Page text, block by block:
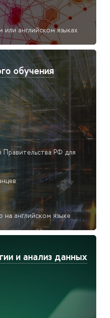
английском языках
обучения
Правительства РФ для
английском языке
и анализ данных